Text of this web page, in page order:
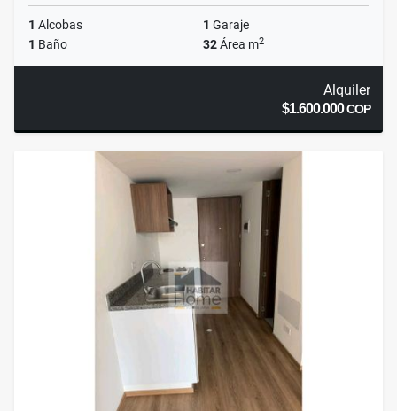
1 Alcobas 1 Garaje
1 Baño 32Área m2
Alquiler
$1.600.000COP